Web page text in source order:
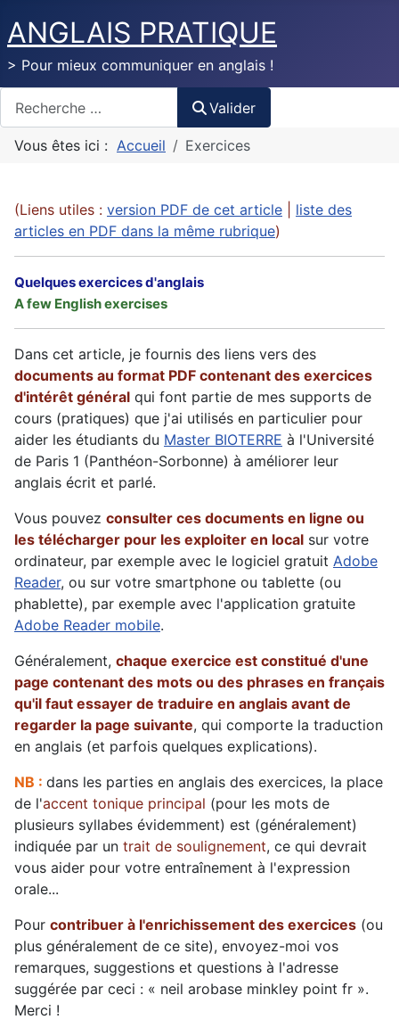
ANGLAIS PRATIQUE
> Pour mieux communiquer en anglais !
Valider
Vous êtes ici : Accueil Exercices
(Liens utiles : version PDF de cet article
liste des
articles en PDF dans la même rubrique)
Quelques exercices d'anglais
A few English exercises
Dans cet article, je fournis des liens vers des
documents au format PDF contenant des exercices
d'intérêt général qui font partie de mes supports de
cours (pratiques) que j'ai utilisés en particulier pour
aider les étudiants du Master BIOTERRE à l'Université
de Paris 1 (Panthéon-Sorbonne) à améliorer leur
anglais écrit et parlé.
Vous pouvez consulter ces documents en ligne ou
les télécharger pour les exploiter en local sur votre
ordinateur, par exemple avec le logiciel gratuit Adobe
Reader, ou sur votre smartphone ou tablette (ou
phablette), par exemple avec l'application gratuite
Adobe Reader mobile.
Généralement, chaque exercice est constitué d'une
page contenant des mots ou des phrases en français
qu'il faut essayer de traduire en anglais avant de
regarder la page suivante, qui comporte la traduction
en anglais (et parfois quelques explications).
NB : dans les parties en anglais des exercices, la place
de l'accent tonique principal (pour les mots de
plusieurs syllabes évidemment) est (généralement)
indiquée par un trait de soulignement, ce qui devrait
vous aider pour votre entraînement à l'expression
orale...
Pour contribuer à l'enrichissement des exercices (ou
plus généralement de ce site), envoyez-moi vos
remarques, suggestions et questions à l'adresse
suggérée par ceci : « neil arobase minkley point fr ».
Merci !